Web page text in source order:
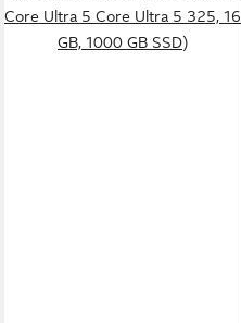
Core Ultra 5 Core Ultra 5 325, 16
GB, 1000 GB SSD)